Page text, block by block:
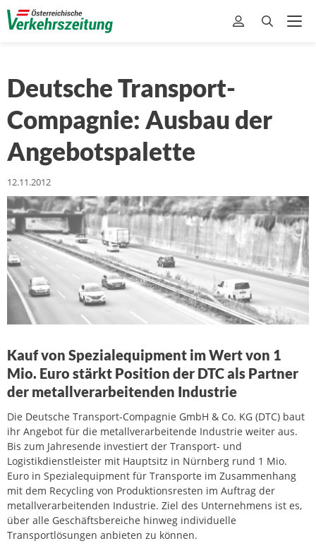
Deutsche Transport-
Compagnie: Ausbau der
Angebotspalette
12.11.2012
Kauf von Spezialequipment im Wert von 1
Mio. Euro stärkt Position der DTC als Partner
der metallverarbeitenden Industrie
Die Deutsche Transport-Compagnie GmbH & Co. KG (DTC) baut
ihr Angebot für die metallverarbeitende Industrie weiter aus.
Bis zum Jahresende investiert der Transport- und
Logistikdienstleister mit Hauptsitz in Nürnberg rund 1 Mio.
Euro in Spezialequipment für Transporte im Zusammenhang
mit dem Recycling von Produktionsresten im Auftrag der
metallverarbeitenden Industrie. Ziel des Unternehmens ist es,
über alle Geschäftsbereiche hinweg individuelle
Transportlösungen anbieten zu können.